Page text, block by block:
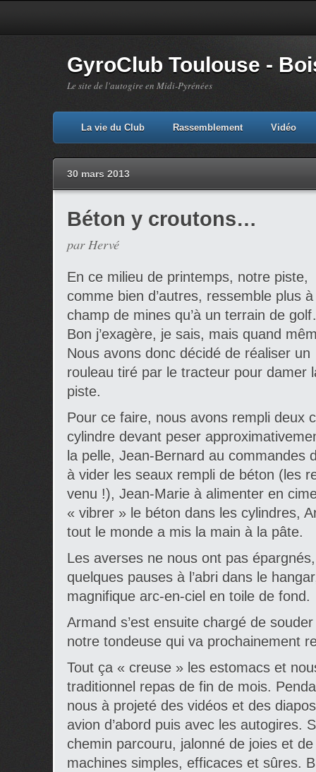
GyroClub Toulouse -
Le site de l'autogire en Midi-Pyrénées
La vie du Club Rassemblement Vidéo
30 mars 2013
Béton y croutons…
par Hervé
En ce milieu de printemps, notre piste,
comme bien d’autres, ressemble plus
champ de mines qu’à un terrain de
Bon j’exagère, je sais, mais quand
Nous avons donc décidé de réaliser un
rouleau tiré par le tracteur pour damer
piste.
Pour ce faire, nous avons rempli deux
cylindre devant peser
la pelle, Jean-Bernard au commandes
à vider les seaux rempli de béton (les
venu !), Jean-Marie à alimenter en
« vibrer » le béton dans les cylindres,
tout le monde a mis la main à la pâte.
Les averses ne nous ont pas
quelques pauses à l’abri dans le
magnifique arc-en-ciel en toile de fond.
Armand s’est ensuite chargé de
notre tondeuse qui va prochainement
Tout ça « creuse » les estomacs et
traditionnel repas de fin de mois.
nous à projeté des vidéos et des
avion d’abord puis avec les autogires.
chemin parcouru, jalonné de joies et
machines simples, efficaces et sûres.